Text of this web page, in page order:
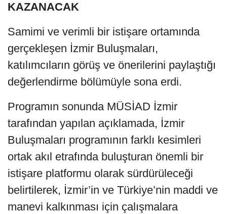
KAZANACAK
Samimi ve verimli bir istişare ortamında
gerçekleşen İzmir Buluşmaları,
katılımcıların görüş ve önerilerini paylaştığı
değerlendirme bölümüyle sona erdi.
Programın sonunda MÜSİAD İzmir
tarafından yapılan açıklamada, İzmir
Buluşmaları programının farklı kesimleri
ortak akıl etrafında buluşturan önemli bir
istişare platformu olarak sürdürüleceği
belirtilerek, İzmir’in ve Türkiye’nin maddi ve
manevi kalkınması için çalışmalara